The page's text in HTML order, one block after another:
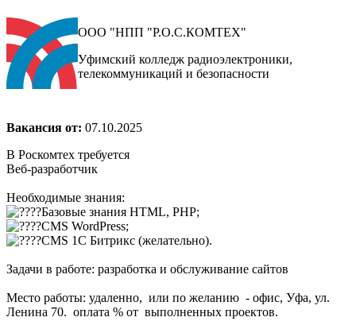
ООО "НПП "Р.О.С.КОМТЕХ"
Уфимский колледж радиоэлектроники,
телекоммуникаций и безопасности
Вакансия от: 07.10.2025
В Роскомтех требуется
Веб-разработчик
Необходимые знания:
Базовые знания HTML, PHP;
CMS WordPress;
CMS 1C Битрикс (желательно).
Задачи в работе: разработка и обслуживание сайтов
Mесто работы: удаленно, или по желанию - офис, Уфа, ул.
Ленина 70. оплата % от выполненных проектов.